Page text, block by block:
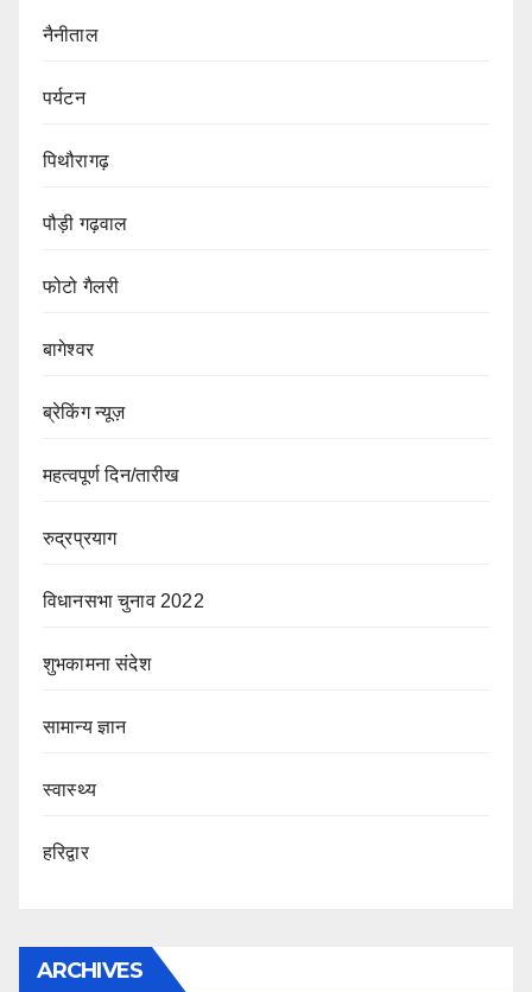
नैनीताल
पर्यटन
पिथौरागढ़
पौड़ी गढ़वाल
फोटो गैलरी
बागेश्वर
ब्रेकिंग न्यूज़
महत्वपूर्ण दिन/तारीख
रुद्रप्रयाग
विधानसभा चुनाव 2022
शुभकामना संदेश
सामान्य ज्ञान
स्वास्थ्य
हरिद्वार
ARCHIVES